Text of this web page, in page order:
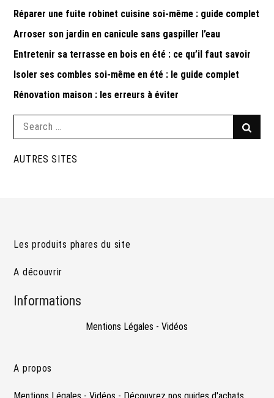
Réparer une fuite robinet cuisine soi-même : guide complet
Arroser son jardin en canicule sans gaspiller l’eau
Entretenir sa terrasse en bois en été : ce qu’il faut savoir
Isoler ses combles soi-même en été : le guide complet
Rénovation maison : les erreurs à éviter
Search
AUTRES SITES
Les produits phares du site
A découvrir
Informations
Mentions Légales -Vidéos
A propos